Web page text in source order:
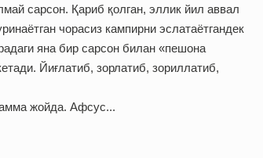
сарсон. Қариб қолган, эллик йил аввал
чорасиз кампирни эслатаётгандек
яна бир сарсон билан «пешона
Йиғлатиб, зорлатиб, зориллатиб,
жойда. Афсус...